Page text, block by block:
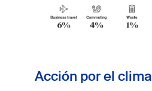
Acción por el clima